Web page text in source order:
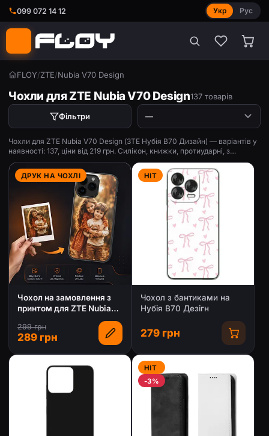
099 072 14 12 Укр Рус
FLOY/ZTE/Nubia V70 Design
Чохли для ZTE Nubia V70 Design137 товарів
Фільтри
Чохли для ZTE Nubia V70 Design (ЗТЕ Нубія В70 Дизайн) — варіантів у
наявності: 137, ціни від 219 грн. Силікон, книжки, протиударні, з
принтом.
ДРУК НА ЧОХЛІ
Чохол на замовлення з
принтом для ZTE Nubia
299 грн
289 грн
HIT
Чохол з бантиками на
Нубія В70 Дезігн
279 грн
HIT
-3%